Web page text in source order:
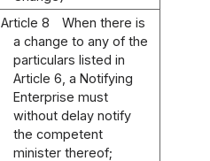
Article 8
When there is
a change to any of the
particulars listed in
Article 6, a Notifying
Enterprise must
without delay notify
the competent
minister thereof;